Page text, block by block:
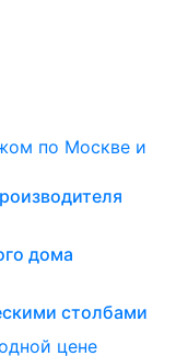
дома
столбами